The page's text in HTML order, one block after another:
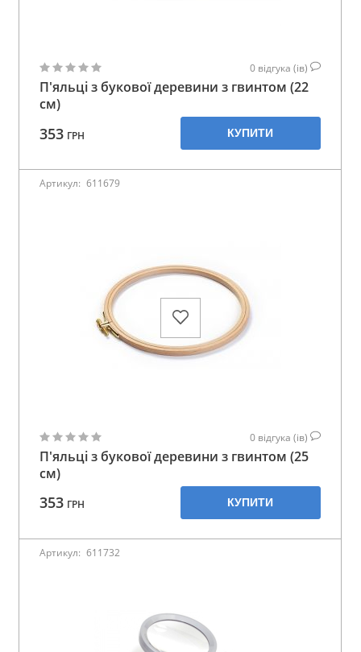
0 відгука (ів)
П'яльці з букової деревини з гвинтом (22
см)
353 ГРН КУПИТИ
Артикул: 611679
0 відгука (ів)
П'яльці з букової деревини з гвинтом (25
см)
353 ГРН КУПИТИ
Артикул: 611732